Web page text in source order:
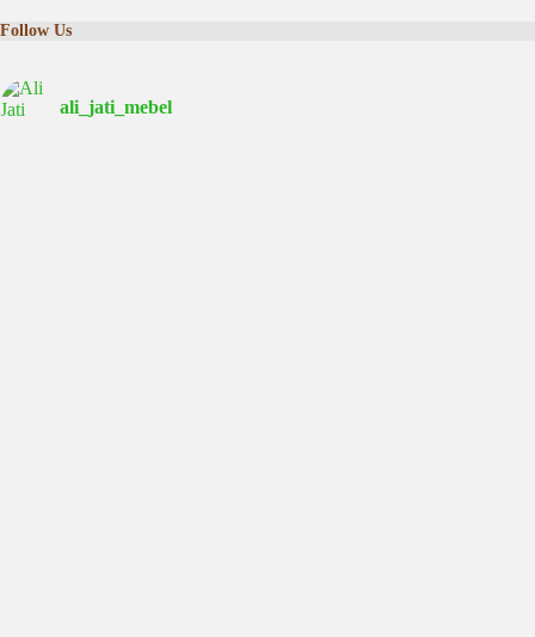
Follow Us
ali_jati_mebel